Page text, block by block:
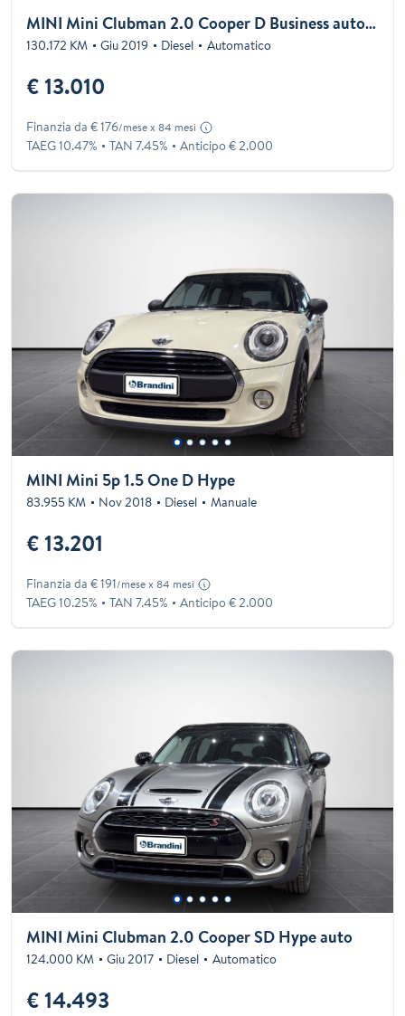
MINI Mini Clubman 2.0 Cooper D Business auto my18
130.172 KM Giu 2019 Diesel Automatico
€ 13.010
Finanzia da € 176/mese x 84 mesi
TAEG 10.47% TAN 7.45% Anticipo € 2.000
MINI Mini 5p 1.5 One D Hype
83.955 KM Nov 2018 Diesel Manuale
€ 13.201
Finanzia da € 191/mese x 84 mesi
TAEG 10.25% TAN 7.45% Anticipo € 2.000
MINI Mini Clubman 2.0 Cooper SD Hype auto
124.000 KM Giu 2017 Diesel Automatico
€ 14.493